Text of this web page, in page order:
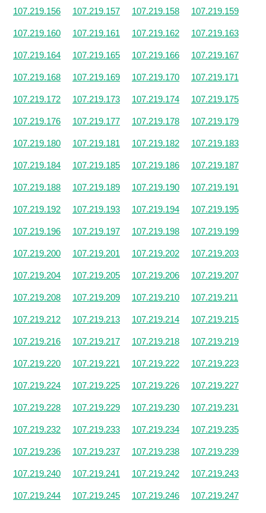
107.219.156 107.219.157 107.219.158 107.219.159
107.219.160 107.219.161 107.219.162 107.219.163
107.219.164 107.219.165 107.219.166 107.219.167
107.219.168 107.219.169 107.219.170 107.219.171
107.219.172 107.219.173 107.219.174 107.219.175
107.219.176 107.219.177 107.219.178 107.219.179
107.219.180 107.219.181 107.219.182 107.219.183
107.219.184 107.219.185 107.219.186 107.219.187
107.219.188 107.219.189 107.219.190 107.219.191
107.219.192 107.219.193 107.219.194 107.219.195
107.219.196 107.219.197 107.219.198 107.219.199
107.219.200 107.219.201 107.219.202 107.219.203
107.219.204 107.219.205 107.219.206 107.219.207
107.219.208 107.219.209 107.219.210 107.219.211
107.219.212 107.219.213 107.219.214 107.219.215
107.219.216 107.219.217 107.219.218 107.219.219
107.219.220 107.219.221 107.219.222 107.219.223
107.219.224 107.219.225 107.219.226 107.219.227
107.219.228 107.219.229 107.219.230 107.219.231
107.219.232 107.219.233 107.219.234 107.219.235
107.219.236 107.219.237 107.219.238 107.219.239
107.219.240 107.219.241 107.219.242 107.219.243
107.219.244 107.219.245 107.219.246 107.219.247